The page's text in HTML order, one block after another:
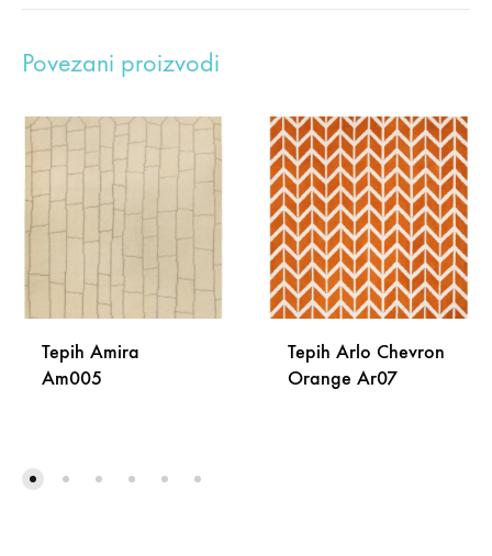
Povezani proizvodi
Tepih Amira
Am005
Tepih Arlo Chevron
Orange Ar07